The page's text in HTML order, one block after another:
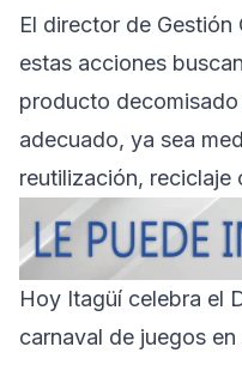
El director de
estas acciones
producto
adecuado, ya sea
reutilización, reciclaje
Hoy Itagüí celebra el
carnaval de juegos